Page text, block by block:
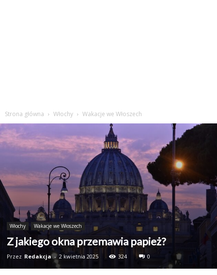
Strona główna Włochy Wakacje we Włoszech
Włochy Wakacje we Włoszech
Z jakiego okna przemawia papież?
Przez Redakcja - 2 kwietnia 2025 324 0